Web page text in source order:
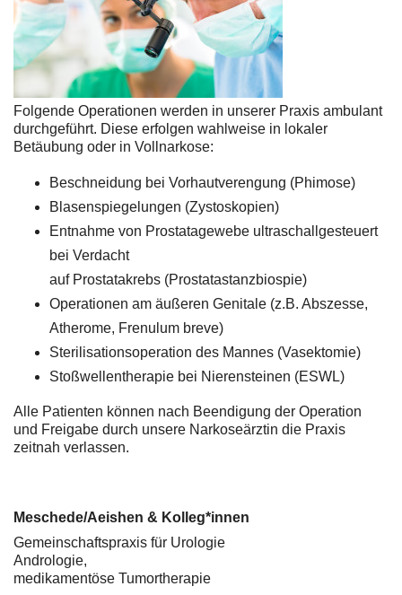
Folgende Operationen werden in unserer Praxis ambulant
durchgeführt. Diese erfolgen wahlweise in lokaler
Betäubung oder in Vollnarkose:
Beschneidung bei Vorhautverengung (Phimose)
Blasenspiegelungen (Zystoskopien)
Entnahme von Prostatagewebe ultraschallgesteuert
bei Verdacht
auf Prostatakrebs (Prostatastanzbiospie)
Operationen am äußeren Genitale (z.B. Abszesse,
Atherome, Frenulum breve)
Sterilisationsoperation des Mannes (Vasektomie)
Stoßwellentherapie bei Nierensteinen (ESWL)
Alle Patienten können nach Beendigung der Operation
und Freigabe durch unsere Narkoseärztin die Praxis
zeitnah verlassen.
Meschede/Aeishen & Kolleg*innen
Gemeinschaftspraxis für Urologie
Andrologie,
medikamentöse Tumortherapie